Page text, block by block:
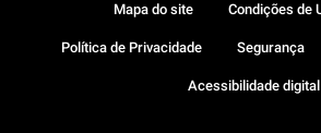
Mapa do site Condições de
Política de Privacidade Segurança
Acessibilidade digital